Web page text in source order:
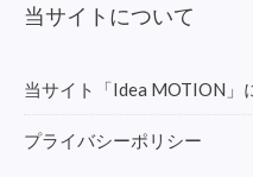
当サイトについて
当サイト「Idea MOTION」
プライバシーポリシー